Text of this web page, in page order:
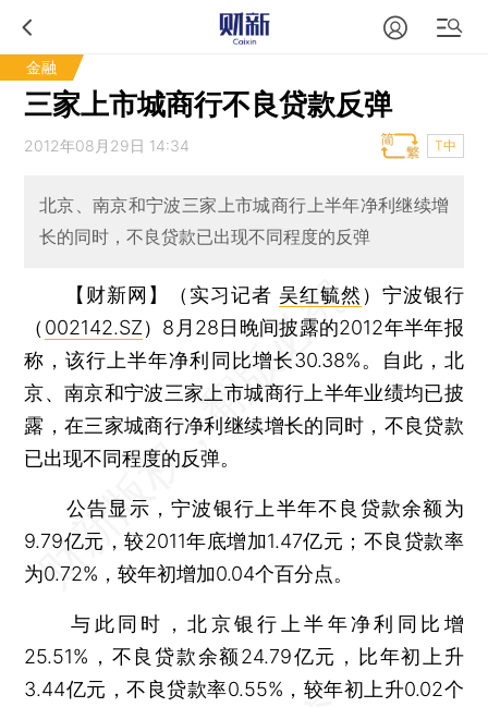
金融
三家上市城商行不良贷款反弹
2012年08月29日 14:34 T中
北京、南京和宁波三家上市城商行上半年净利继续增
长的同时，不良贷款已出现不同程度的反弹
【财新网】（实习记者 吴红毓然 ） 宁波银行
（ 002142.SZ）8月28日晚间披露的2012年半年报
称，该行上半年净利同比增长30.38%。自此，北
京、南京和宁波三家上市城商行上半年业绩均已披
露，在三家城商行净利继续增长的同时，不良贷款
已出现不同程度的反弹。
公告显示，宁波银行上半年不良贷款余额为
9.79亿元，较2011年底增加1.47亿元；不良贷款率
为0.72%，较年初增加0.04个百分点。
与此同时，北京银行上半年净利同比增
25.51%，不良贷款余额24.79亿元，比年初上升
3.44亿元，不良贷款率0.55%，较年初上升0.02个